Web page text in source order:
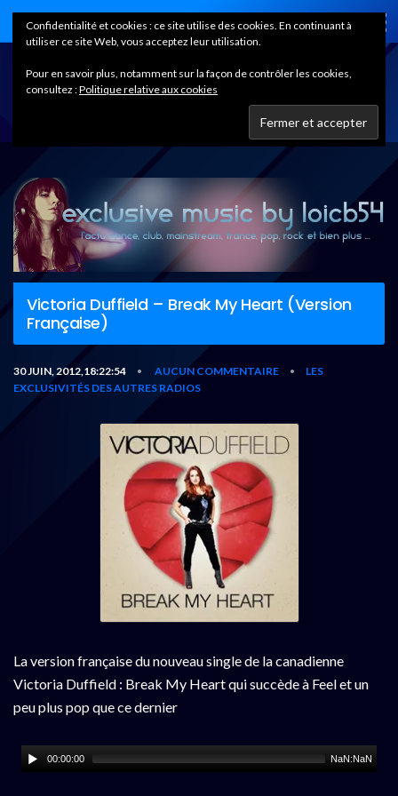
Home
Victoria Duffield – Break My Heart (Version
Française)
30 JUIN, 2012,18:22:54 • AUCUN COMMENTAIRE •
LES
EXCLUSIVITÉS DES AUTRES RADIOS
La version française du nouveau single de la canadienne
Victoria Duffield : Break My Heart qui succède à Feel et un
peu plus pop que ce dernier
00:00:00 NaN:NaN
Confidentialité et cookies : ce site utilise des cookies. En continuant à
utiliser ce site Web, vous acceptez leur utilisation.
Pour en savoir plus, notamment sur la façon de contrôler les cookies,
consultez :Politique relative aux cookies